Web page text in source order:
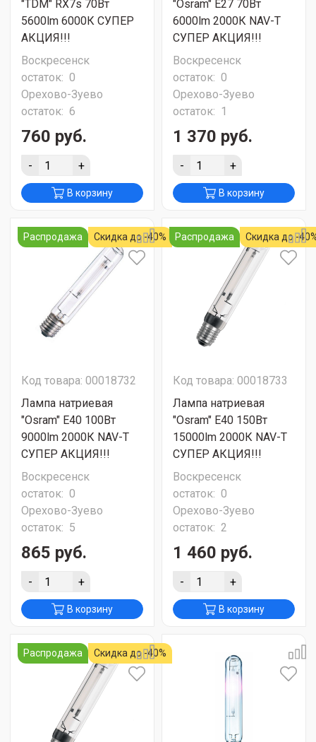
"TDM" RX7s 70Вт
5600lm 6000К СУПЕР
АКЦИЯ!!!
Воскресенск
остаток: 0
Орехово-Зуево
остаток: 6
760 руб.
- +
В корзину
"Osram" E27 70Вт
6000lm 2000К NAV-T
СУПЕР АКЦИЯ!!!
Воскресенск
остаток: 0
Орехово-Зуево
остаток: 1
1 370 руб.
- +
В корзину
Распродажа Скидка до -40%
Код товара: 00018732
Лампа натриевая
"Osram" E40 100Вт
9000lm 2000К NAV-T
СУПЕР АКЦИЯ!!!
Воскресенск
остаток: 0
Орехово-Зуево
остаток: 5
865 руб.
- +
В корзину
Распродажа Скидка до -
Код товара: 00018733
Лампа натриевая
"Osram" E40 150Вт
15000lm 2000К NAV-T
СУПЕР АКЦИЯ!!!
Воскресенск
остаток: 0
Орехово-Зуево
остаток: 2
1 460 руб.
- +
В корзину
Распродажа Скидка до -40%